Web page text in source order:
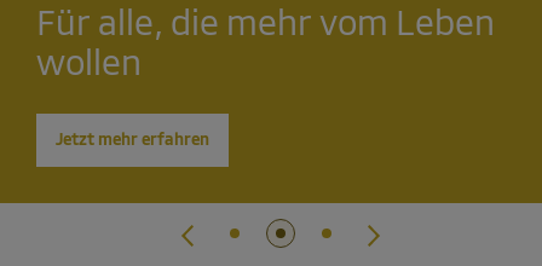
Ein guter Coach ist Gold wert
Jetzt Vermögensberaterin
werden
Jetzt mehr erfahren
Für alle, die mehr vom Leben
wollen
Jetzt mehr erfahren
Ein guter Coach ist Gold wert
Jetzt Vermögensberaterin
werden
Jetzt mehr erfahren